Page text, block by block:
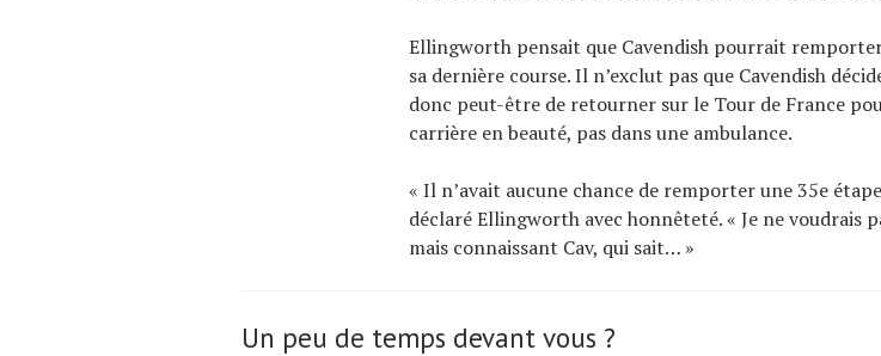
Ellingworth pensait que Cavendish pourrait
sa dernière course. Il n’exclut pas que Cavendish
donc peut-être de retourner sur le Tour de France
carrière en beauté, pas dans une ambulance.
« Il n’avait aucune chance de remporter une 35e
déclaré Ellingworth avec honnêteté. « Je ne voudrais
mais connaissant Cav, qui sait… »
Un peu de temps devant vous ?